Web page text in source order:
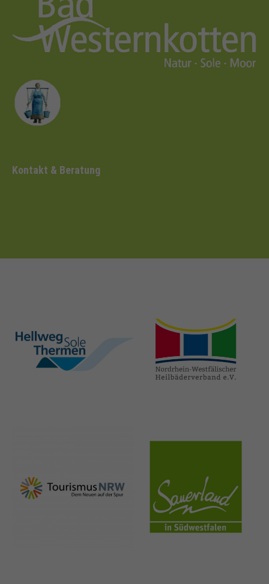
Kontakt & Beratung
hellweg-sole-
thermen.de
heilbaeder.de
nrw-
tourismus.de
sauerland.co
m